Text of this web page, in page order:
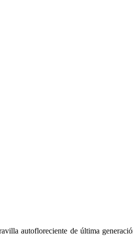
autofloreciente de última